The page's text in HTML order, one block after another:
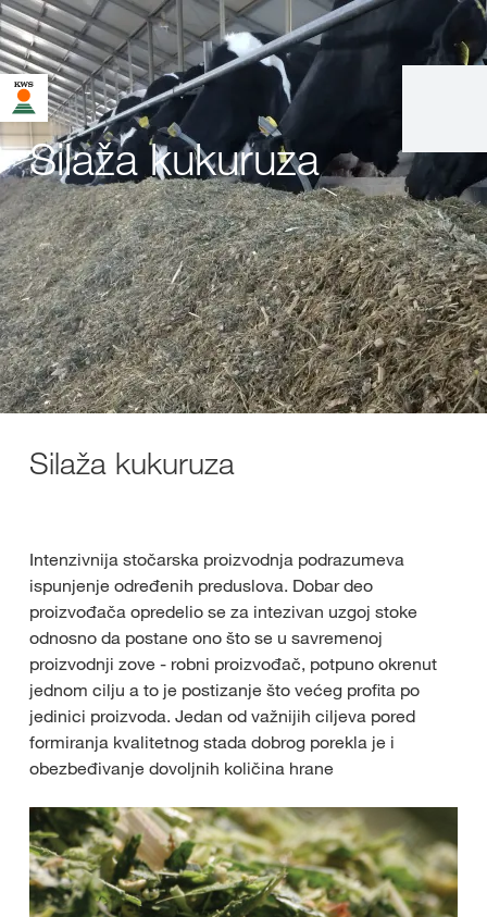
Silaža kukuruza
Silaža kukuruza
Intenzivnija stočarska proizvodnja podrazumeva
ispunjenje određenih preduslova. Dobar deo
proizvođača opredelio se za intezivan uzgoj stoke
odnosno da postane ono što se u savremenoj
proizvodnji zove - robni proizvođač, potpuno okrenut
jednom cilju a to je postizanje što većeg profita po
jedinici proizvoda. Jedan od važnijih ciljeva pored
formiranja kvalitetnog stada dobrog porekla je i
obezbeđivanje dovoljnih količina hrane